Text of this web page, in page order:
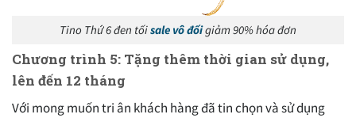
Tino Thứ 6 đen tốisale vô đốigiảm 90% hóa đơn
Chương trình 5: Tặng thêm thời gian sử dụng,
lên đến 12 tháng
Với mong muốn tri ân khách hàng đã tin chọn và sử dụng